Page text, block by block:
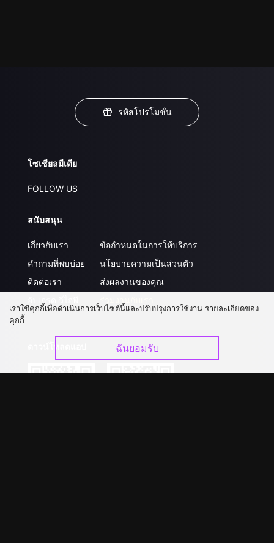
รหัสโปรโมชั่น
โซเชียลมีเดีย
FOLLOW US
สนับสนุน
เกี่ยวกับเรา
คำถามที่พบบ่อย
ติดต่อเรา
ข้อกำหนดในการให้บริการ
นโยบายความเป็นส่วนตัว
ส่งผลงานของคุณ
เราใช้คุกกี้เพื่อดำเนินการเว็บไซต์นี้และปรับปรุงการใช้งาน รายละเอียดของ
คุกกี้
ฉันยอมรับ